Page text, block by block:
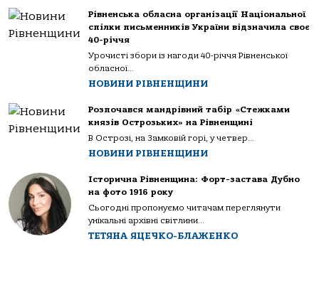
Рівненська обласна організації Національної
спілки письменників України відзначила своє
40-річчя
Урочисті збори із нагоди 40-річчя Рівненської
обласної...
НОВИНИ РІВНЕНЩИНИ
Розпочався мандрівний табір «Стежками
князів Острозьких» на Рівненщині
В Острозі, на Замковій горі, у четвер...
НОВИНИ РІВНЕНЩИНИ
Історична Рівненщина: Форт-застава Дубно
на фото 1916 року
Сьогодні пропонуємо читачам переглянути
унікальні архівні світлини...
ТЕТЯНА ЯЦЕЧКО-БЛАЖЕНКО